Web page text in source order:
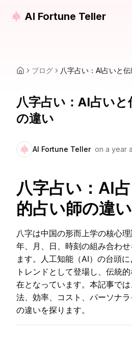
AI Fortune Teller
ブログ 八字占い：AI占いと
八字占い：AI占い
の違い
AI Fortune Teller on a year
八字占い：AI
的占い師の違い
八字は中国の形而上学の核心
年、月、日、時刻の組み合わ
ます。人工知能（AI）の台頭
トレンドとして登場し、伝統
在となっています。本記事で
法、効率、コスト、パーソナ
の違いを探ります。